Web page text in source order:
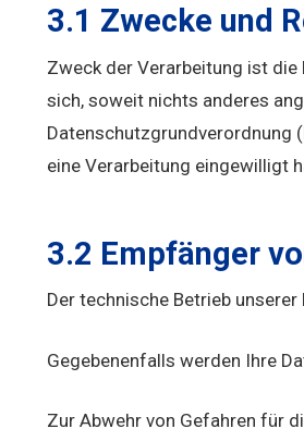
3.1 Zwecke und
Zweck der Verarbeitung ist
sich, soweit nichts anderes
Datenschutzgrundverordnung
eine Verarbeitung eingewilligt
3.2 Empfänger
Der technische Betrieb
Gegebenenfalls werden Ihre
Zur Abwehr von Gefahren für